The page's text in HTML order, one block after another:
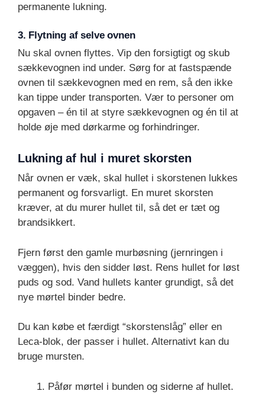
permanente lukning.
3. Flytning af selve ovnen
Nu skal ovnen flyttes. Vip den forsigtigt og skub
sækkevognen ind under. Sørg for at fastspænde
ovnen til sækkevognen med en rem, så den ikke
kan tippe under transporten. Vær to personer om
opgaven – én til at styre sækkevognen og én til at
holde øje med dørkarme og forhindringer.
Lukning af hul i muret skorsten
Når ovnen er væk, skal hullet i skorstenen lukkes
permanent og forsvarligt. En muret skorsten
kræver, at du murer hullet til, så det er tæt og
brandsikkert.
Fjern først den gamle murbøsning (jernringen i
væggen), hvis den sidder løst. Rens hullet for løst
puds og sod. Vand hullets kanter grundigt, så det
nye mørtel binder bedre.
Du kan købe et færdigt “skorstenslåg” eller en
Leca-blok, der passer i hullet. Alternativt kan du
bruge mursten.
Påfør mørtel i bunden og siderne af hullet.